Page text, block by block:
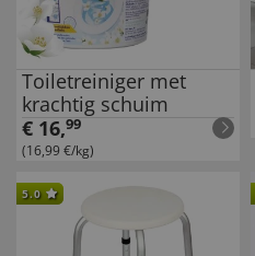
Toiletreiniger met
krachtig schuim
€ 16,99
(16,99 €/kg)
5.0